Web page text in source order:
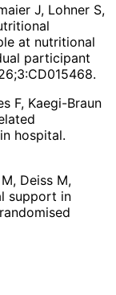
J, Lohner S,
at nutritional
participant
F, Kaegi-Braun
hospital.
Deiss M,
support in